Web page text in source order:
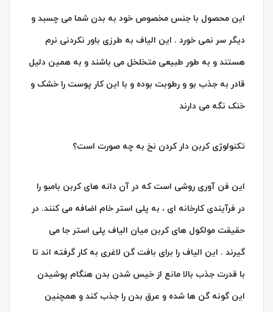
این محصول با جنس مخصوص خود به بدن شما می چسبد و
دیگر سر نمی خورد . این الیاف به طرزی باور نکردنی نرم
هستند و به طور طبیعی متخلخل می باشند و به همین دلیل
قادر به جذب بو و رطوبت بوده و با این کار پوست را خشک و
خنک نگه می دارند
تکنولوژی کربن دار کردن نخ به چه صورت است؟
این فن آوری روشی است که در آن دانه های کربن بامبو را
در فرآیندی کارخانه ای ، به پلی استر خام اضافه می کنند. در
حقیقت مولکول های کربن میان الیاف پلی استر جا می
گیرند . این الیاف را برای بافت گن لاغری به کار گرفته اند تا
با قدرت جذب بالا مانع از خیس شدن بدن هنگام پوشیدن
این گونه گن ها شده و عرق بدن را جذب کند و همچنین